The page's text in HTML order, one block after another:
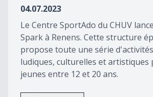
04.07.2023
Le Centre SportAdo du CHUV
Spark à Renens. Cette structure
propose toute une série
ludiques, culturelles et artistiques
jeunes entre 12 et 20 ans.